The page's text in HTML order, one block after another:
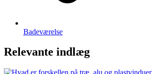
Badeværelse
Relevante indlæg